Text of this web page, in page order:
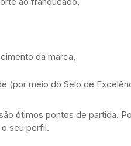
da marca,
(por meio do Selo de
ótimos pontos de partida.
seu perfil.